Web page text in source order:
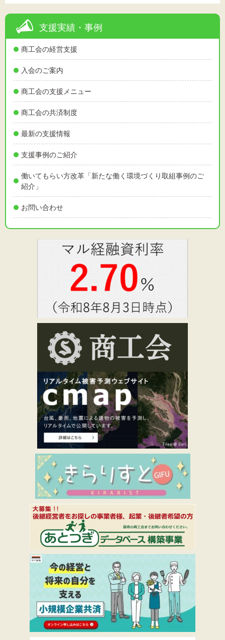
支援実績・事例
商工会の経営支援
入会のご案内
商工会の支援メニュー
商工会の共済制度
最新の支援情報
支援事例のご紹介
働いてもらい方改革「新たな働く環境づくり取組事例のご
紹介」
お問い合わせ